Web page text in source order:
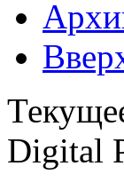
Digital